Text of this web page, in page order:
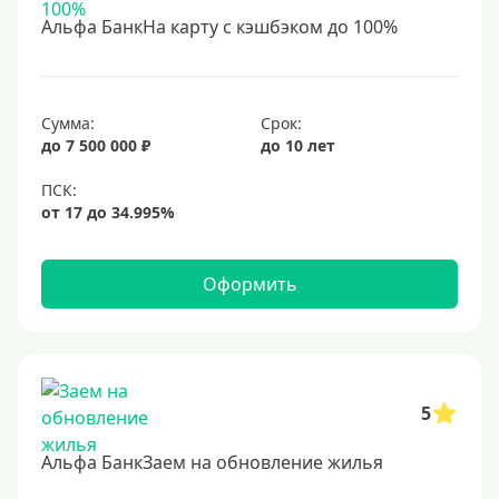
С 18 лет
С 21 года
С 22 лет
С 23 лет
В декрете
Без обеспечения
Без залога
В банке под залог
Альфа БанкНа карту с кэшбэком до 100%
Сумма:
до 7 500 000 ₽
Срок:
до 10 лет
Оформить
5
Альфа БанкЗаем на обновление жилья